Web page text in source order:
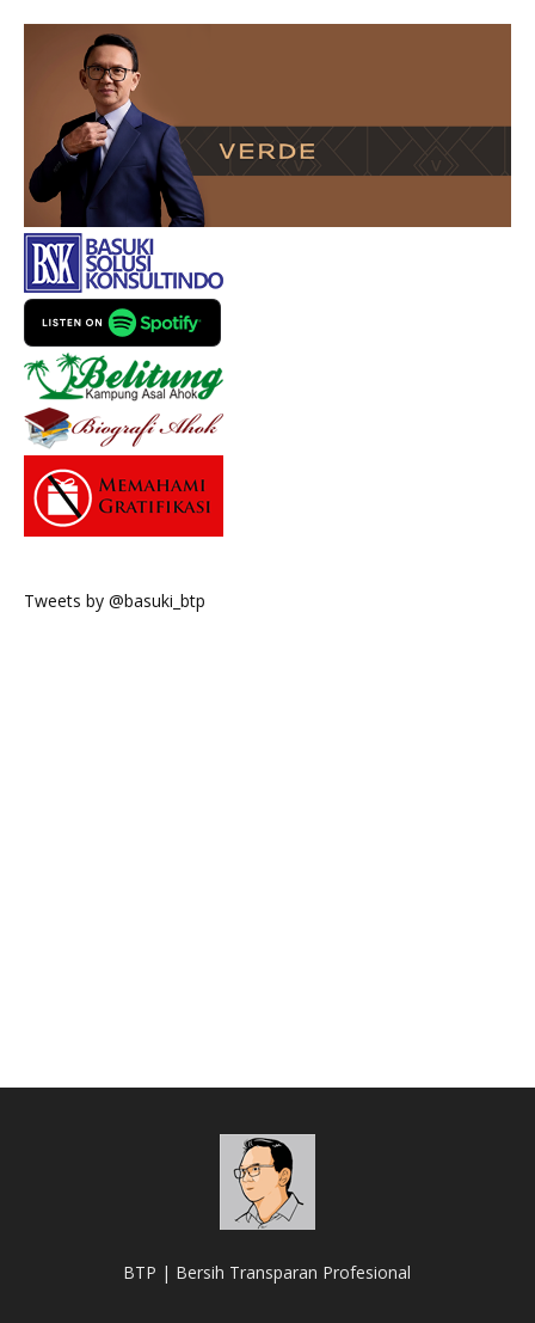
Tweets by @basuki_btp
BTP | Bersih Transparan Profesional